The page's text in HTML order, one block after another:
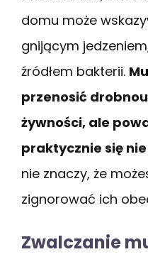
domu może
gnijącym
źródłem bakterii.
przenosić
żywności, ale
praktycznie się
nie znaczy, że
zignorować ich
Zwalczanie